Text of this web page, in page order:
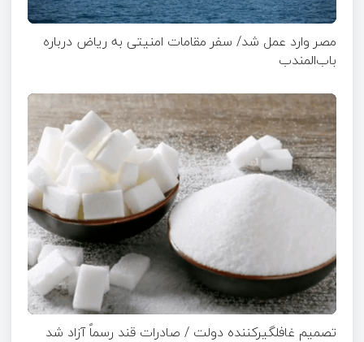
مصر وارد عمل شد/ سفر مقامات امنیتی به ریاض درباره
باب‌المندب
تصمیم غافلگیرکننده دولت / صادرات قند رسماً آزاد شد